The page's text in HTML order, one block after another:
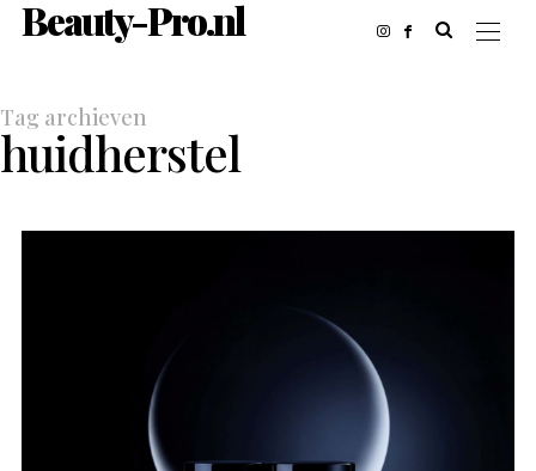
Beauty-Pro.nl
Tag archieven
huidherstel